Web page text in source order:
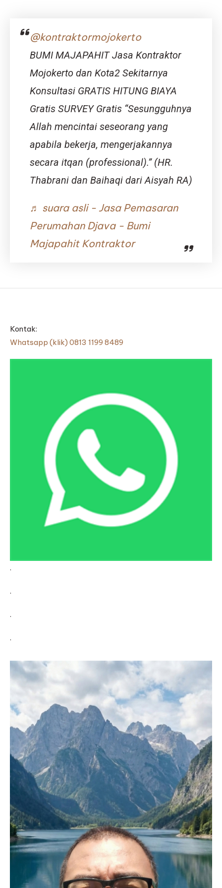
@kontraktormojokerto
BUMI MAJAPAHIT Jasa Kontraktor
Mojokerto dan Kota2 Sekitarnya
Konsultasi GRATIS HITUNG BIAYA
Gratis SURVEY Gratis “Sesungguhnya
Allah mencintai seseorang yang
apabila bekerja, mengerjakannya
secara itqan (professional).” (HR.
Thabrani dan Baihaqi dari Aisyah RA)
♬ suara asli - Jasa Pemasaran
Perumahan Djava - Bumi
Majapahit Kontraktor
Kontak:
Whatsapp (klik) 0813 1199 8489
.
.
.
.